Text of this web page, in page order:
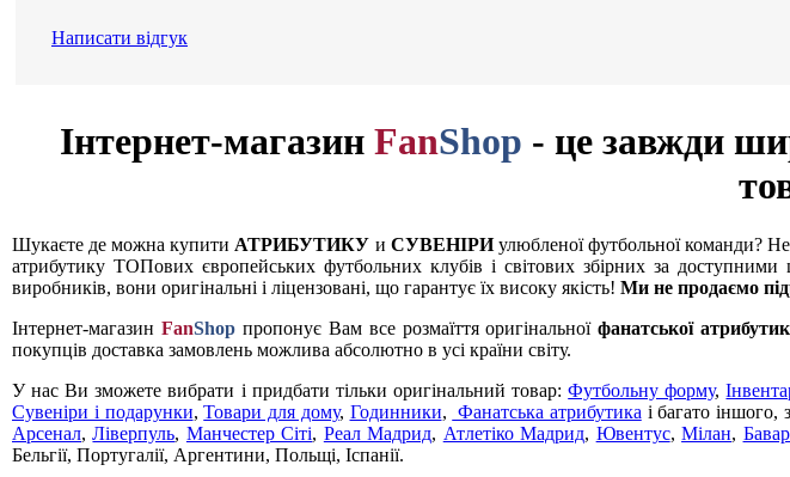
Написати відгук
Інтернет-магазин FanShop - це завжди
Шукаєте де можна купити АТРИБУТИКУ и СУВЕНІРИулюбленої футбольної команди?
атрибутику ТОПових європейських футбольних клубів і світових збірних за
виробників, вони оригінальні і ліцензовані, що гарантує їх високу якість! Ми не продаємо
Інтернет-магазин FanShopпропонує Вам все розмаїття оригінальноїфанатської
покупців доставка замовлень можлива абсолютно в усі країни світу.
У нас Ви зможете вибрати і придбати тільки оригінальний товар:Футбольну форму,
Сувеніри і подарунки,Товари для дому, Годинники, Фанатська атрибутика і багато
Арсенал,Ліверпуль, Манчестер Сіті, Реал Мадрид, Атлетіко Мадрид, Ювентус,Мілан,
Бельгії, Португалії, Аргентини, Польщі, Іспанії.